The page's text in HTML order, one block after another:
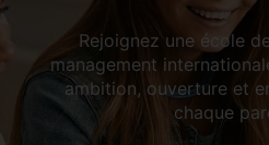
Rejoignez une école
management
ambition, ouverture et
chaque